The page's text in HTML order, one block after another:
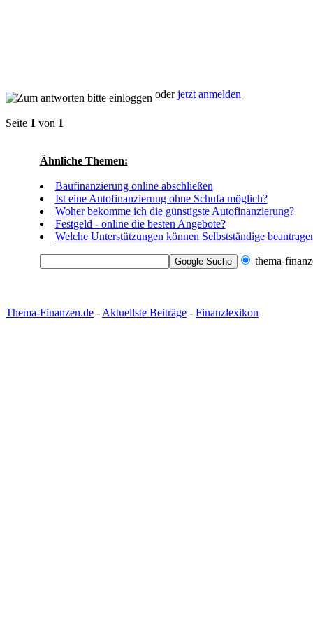
oderjetzt anmelden
Seite 1 von 1
Ähnliche Themen:
Baufinanzierung online abschließen
Ist eine Autofinanzierung ohne Schufa möglich?
Woher bekomme ich die günstigste Autofinanzierung?
Festgeld - online die besten Angebote?
Welche Unterstützungen können Selbstständige
thema-
Thema-Finanzen.de - Aktuellste Beiträge - Finanzlexikon